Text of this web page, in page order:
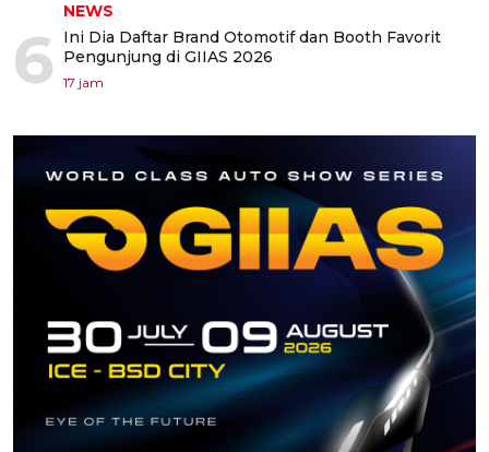
6
NEWS
Ini Dia Daftar Brand Otomotif dan Booth Favorit
Pengunjung di GIIAS 2026
17 jam